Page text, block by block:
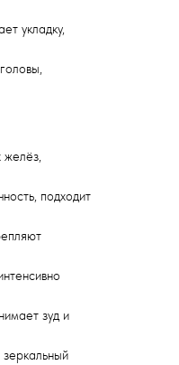
укладку,
желёз,
подходит
зуд и